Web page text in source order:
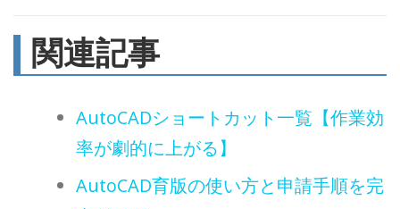
関連記事
AutoCADショートカット一覧【作業効
率が劇的に上がる】
AutoCAD育版の使い方と申請手順を完